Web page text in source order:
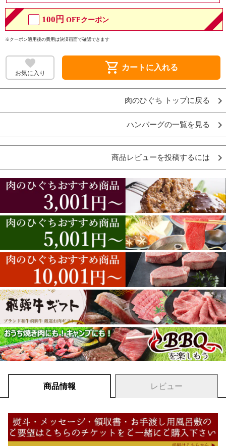
100円 OFFクーポン
※クーポン適用後の費用は決済画面で確認できます
お気に入り shopping_cart カートに入れる
肉のひぐち トップに戻る
ハンバーグの一覧を見る
商品レビューを投稿するには
商品情報 レビュー